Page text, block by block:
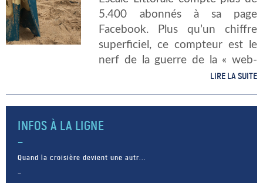
5.400 abonnés à sa page
Facebook. Plus qu’un chiffre
superficiel, ce compteur est le
nerf de la guerre de la « web-
app » spécialisée dans le
Isabelle Saxer fonde Escale
Littorale à […]
LIRE LA SUITE
INFOS À LA LIGNE
Quand la croisière devient une autr...